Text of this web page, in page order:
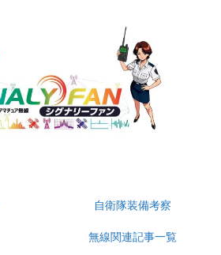
自衛隊装備考察
無線関連記事一覧